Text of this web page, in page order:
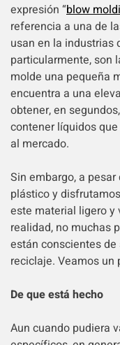
expresión “blow
referencia a una de
usan en la industrias
particularmente, son
molde una pequeña
encuentra a una
obtener, en
contener líquidos
al mercado.
Sin embargo, a
plástico y
este material ligero y
realidad, no muchas
están conscientes
reciclaje. Veamos
De que está hecho
Aun cuando pudiera